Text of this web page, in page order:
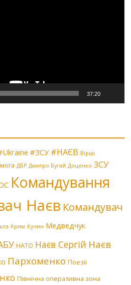
37:20
#ЗСУ #НАЄВ Вірші
ДБР Дмитро Бугай Доценко ЗСУ
Командування
Наєв Командувач
Крим Кучин Медведчук
НАТО Наєв Сергій Наєв
Пархоменко Поезії
Північна оперативна зона